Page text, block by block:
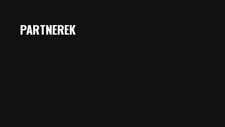
PARTNEREK